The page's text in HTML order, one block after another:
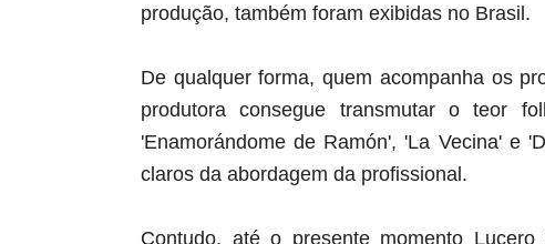
produção, também foram exibidas no Brasil.
De qualquer forma, quem acompanha os
produtora consegue transmutar o teor
'Enamorándome de Ramón', 'La Vecina' e
claros da abordagem da profissional.
Contudo, até o presente momento